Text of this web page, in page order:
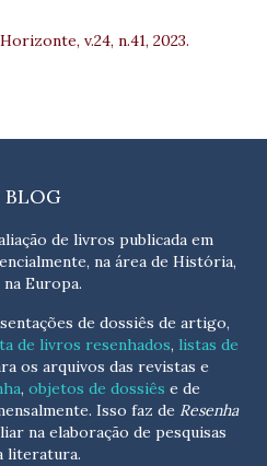
v.24, n.41, 2023.
BLOG
de livros publicada em
na área de História,
Europa.
de dossiês de artigo,
de livros resenhados, listas de
os arquivos das revistas e
, objetos de dossiês e de
. Isso faz de Resenha
na elaboração de pesquisas
literatura.